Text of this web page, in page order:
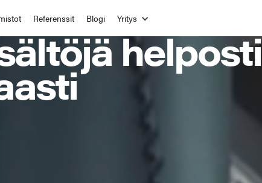
Referenssit Blogi Yritys
helposti